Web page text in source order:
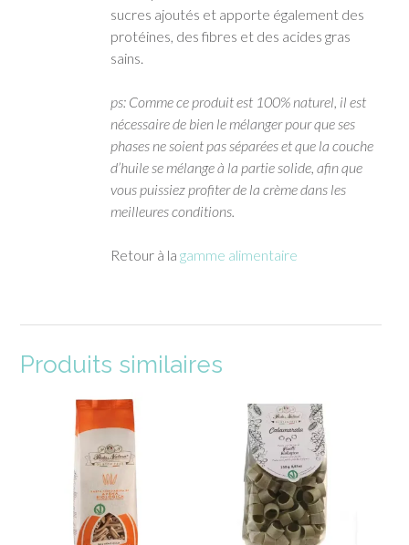
sucres ajoutés et apporte également des
protéines, des fibres et des acides gras
sains.
ps: Comme ce produit est 100% naturel, il est
nécessaire de bien le mélanger pour que ses
phases ne soient pas séparées et que la couche
d’huile se mélange à la partie solide, afin que
vous puissiez profiter de la crème dans les
meilleures conditions.
Retour à la gamme alimentaire
Produits similaires